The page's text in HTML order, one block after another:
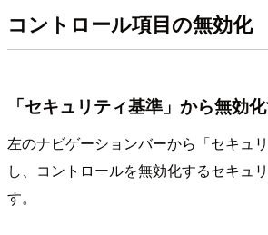
コントロール項目の無効化
「セキュリティ基準」から無効
左のナビゲーションバーから「セキュ
し、コントロールを無効化するセキュ
す。